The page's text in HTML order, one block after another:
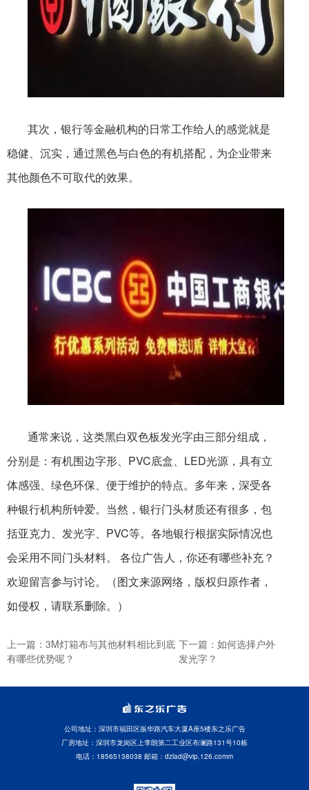
其次，银行等金融机构的日常工作给人的感觉就是
稳健、沉实，通过黑色与白色的有机搭配，为企业带来
其他颜色不可取代的效果。
通常来说，这类黑白双色板发光字由三部分组成，
分别是：有机围边字形、PVC底盒、LED光源，具有立
体感强、绿色环保、便于维护的特点。多年来，深受各
种银行机构所钟爱。当然，银行门头材质还有很多，包
括亚克力、发光字、PVC等。各地银行根据实际情况也
会采用不同门头材料。 各位广告人，你还有哪些补充？
欢迎留言参与讨论。（图文来源网络，版权归原作者，
如侵权，请联系删除。）
上一篇：3M灯箱布与其他材料相比到底
有哪些优势呢？
下一篇：如何选择户外
发光字？
公司地址：深圳市福田区振华路汽车大厦A座5楼东之乐广告
厂房地址：深圳市龙岗区上李朗第二工业区布澜路131号10栋
电话：18565138038 邮箱：dzlad@vip.126.comm